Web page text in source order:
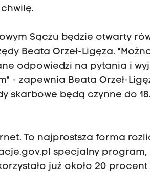
Sączu będzie otwarty
Beata Orzeł-Ligęza.
odpowiedzi na pytania i
- zapewnia Beata Orzeł-
skarbowe będą czynne do
To najprostsza forma
specjalny program,
już około 20 procent